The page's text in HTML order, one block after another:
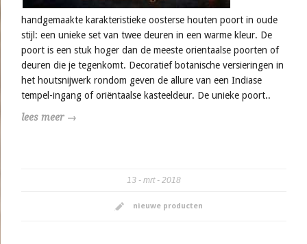
handgemaakte karakteristieke oosterse houten poort in oude
stijl: een unieke set van twee deuren in een warme kleur. De
poort is een stuk hoger dan de meeste orientaalse poorten of
deuren die je tegenkomt. Decoratief botanische versieringen in
het houtsnijwerk rondom geven de allure van een Indiase
tempel-ingang of oriëntaalse kasteeldeur. De unieke poort..
lees meer →
13 mrt 2018
nieuwe producten